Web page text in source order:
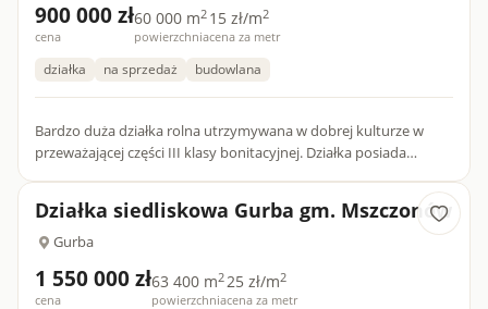
900 000 zł
cena
60 000 m2
powierzchnia
15 zł/m2
cena za metr
działka na sprzedaż budowlana
Bardzo duża działka rolna utrzymywana w dobrej kulturze w
przeważającej części III klasy bonitacyjnej. Działka posiada
Działka siedliskowa Gurba gm. Mszczonów
Gurba
1 550 000 zł
cena
63 400 m2
powierzchnia
25 zł/m2
cena za metr